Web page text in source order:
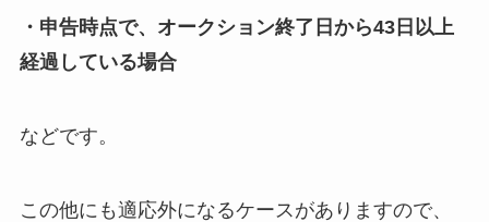
・申告時点で、オークション終了日から43日以上
経過している場合
などです。
この他にも適応外になるケースがありますので、